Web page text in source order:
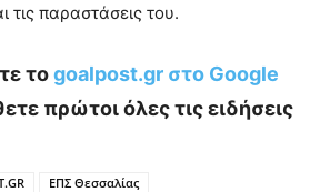
τις παραστάσεις του.
τοgoalpost.gr στο Google
πρώτοι όλες τις ειδήσεις
ΕΠΣ Θεσσαλίας